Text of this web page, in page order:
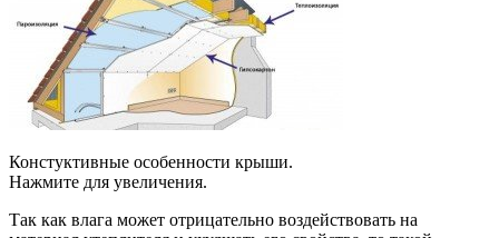
Констуктивные особенности крыши.
Нажмите для увеличения.
Так как влага может отрицательно воздействовать на